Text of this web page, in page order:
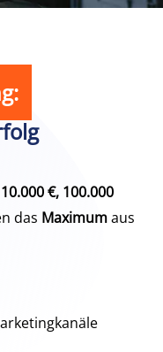
10.000 €, 100.000
das Maximumaus